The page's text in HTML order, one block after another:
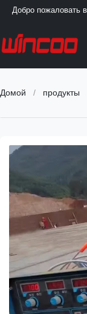
Добро пожаловать в
Домой / продукты